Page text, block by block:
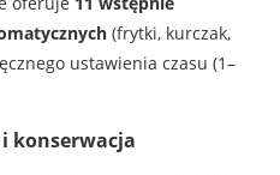
(frytki, kurczak,
ustawienia czasu (1–
i konserwacja